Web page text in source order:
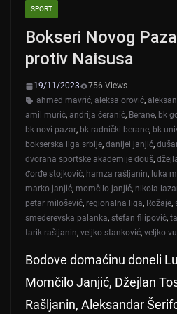
SPORT
Bokseri Novog
protiv Naisusa
19/11/2023
756 Views
ahmed mavrić, aleksa orović,
amil murić, andrija ćeranić, Berane, bk
bk novi pazar, bk radnički berane, bk
bokserska liga srbije, danijel janjić,
dvorana sportske akademije douš,
đorđe stojković, hamza rašljanin, luka
marko janjić, momčilo janjić, nikola
petar milošević, regionalna liga, Rožaje,
smederevska palanka, stefan filipović,
tarik rašljanin, veljko stanković, veljko
Bodove domaćinu doneli
Momčilo Janjić, Džejlan
Rašljanin, Aleksandar